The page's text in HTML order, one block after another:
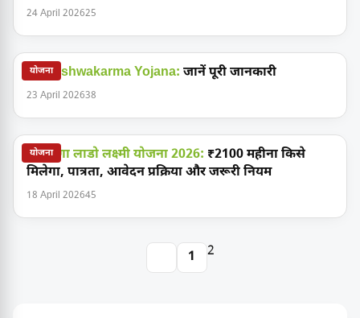
24 April 202625
योजना
PM Vishwakarma Yojana: जानें पूरी जानकारी
23 April 202638
योजना
हरियाणा लाडो लक्ष्मी योजना 2026: ₹2100 महीना किसे
मिलेगा, पात्रता, आवेदन प्रक्रिया और जरूरी नियम
18 April 202645
1 2